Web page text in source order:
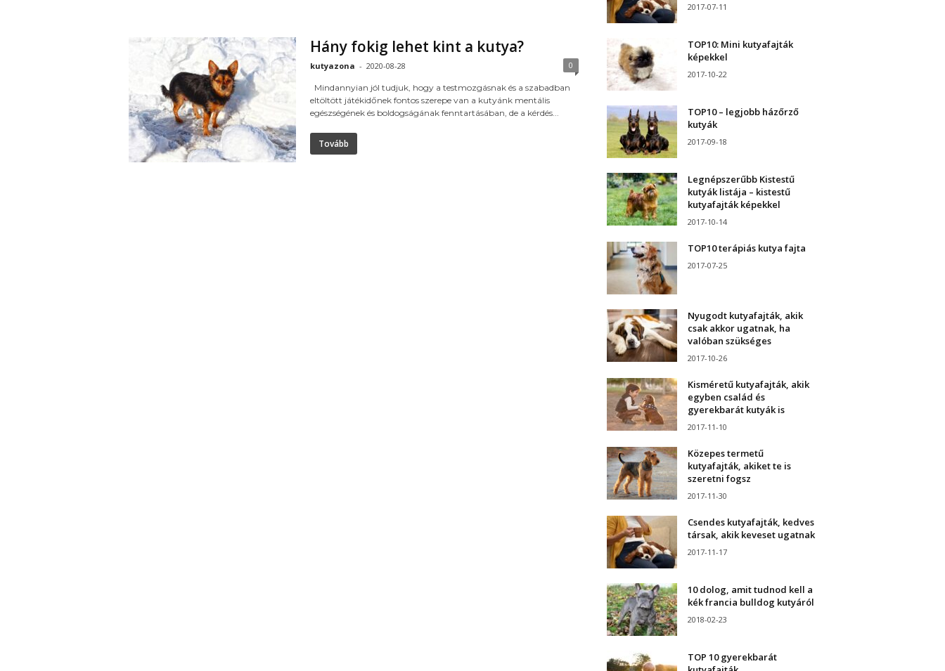
Hány fokig lehet kint a kutya?
kutyazona - 2020-08-28 0
Mindannyian jól tudjuk, hogy a testmozgásnak és a szabadban
eltöltött játékidőnek fontos szerepe van a kutyánk mentális
egészségének és boldogságának fenntartásában, de a kérdés...
Tovább
2017-07-11
TOP10: Mini kutyafajták
képekkel
2017-10-22
TOP10 – legjobb házőrző
kutyák
2017-09-18
Legnépszerűbb Kistestű
kutyák listája – kistestű
kutyafajták képekkel
2017-10-14
TOP10 terápiás kutya fajta
2017-07-25
Nyugodt kutyafajták, akik
csak akkor ugatnak, ha
valóban szükséges
2017-10-26
Kisméretű kutyafajták, akik
egyben család és
gyerekbarát kutyák is
2017-11-10
Közepes termetű
kutyafajták, akiket te is
szeretni fogsz
2017-11-30
Csendes kutyafajták, kedves
társak, akik keveset ugatnak
2017-11-17
10 dolog, amit tudnod kell a
kék francia bulldog kutyáról
2018-02-23
TOP 10 gyerekbarát